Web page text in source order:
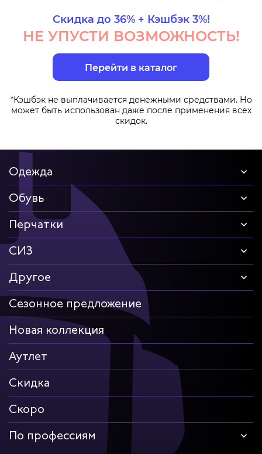
Скидка до 36% + Кэшбэк 3%!
НЕ УПУСТИ ВОЗМОЖНОСТЬ!
Перейти в каталог
*Кэшбэк не выплачивается денежными средствами. Но
может быть использован даже после применения всех
скидок.
Одежда
Обувь
Перчатки
СИЗ
Другое
Сезонное предложение
Новая коллекция
Аутлет
Скидка
Скоро
По профессиям